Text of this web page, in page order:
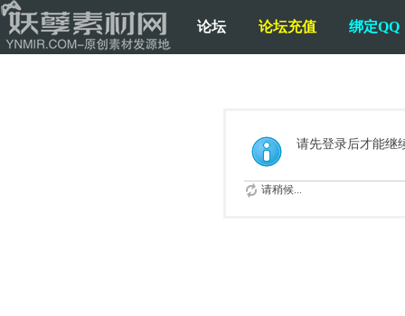
论坛 论坛充值 绑定QQ
请先登录后才能继
请稍候...